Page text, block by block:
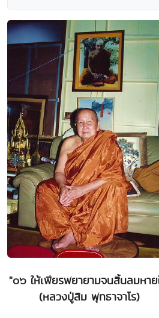
"๐๖ ให้เพียรพยายามจนสิ้นลมหาย
(หลวงปู่สิม พุทธาจาโร)